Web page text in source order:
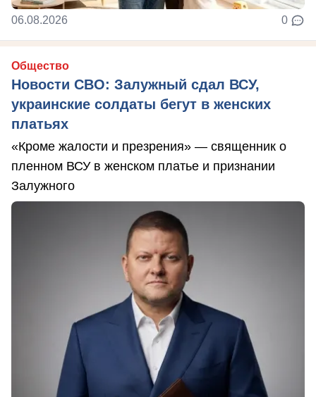
06.08.2026 0
Общество
Новости СВО: Залужный сдал ВСУ,
украинские солдаты бегут в женских
платьях
«Кроме жалости и презрения» — священник о
пленном ВСУ в женском платье и признании
Залужного